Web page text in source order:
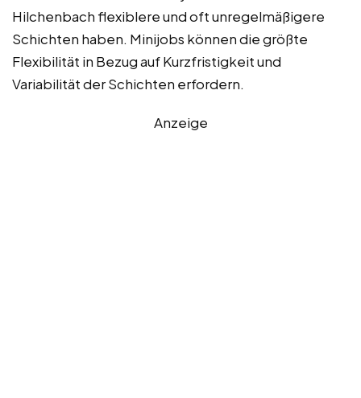
Hilchenbach flexiblere und oft unregelmäßigere
Schichten haben. Minijobs können die größte
Flexibilität in Bezug auf Kurzfristigkeit und
Variabilität der Schichten erfordern.
Anzeige